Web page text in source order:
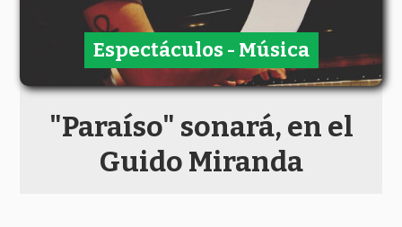
"Paraíso" sonará, en el
Guido Miranda
Espectáculos - Música